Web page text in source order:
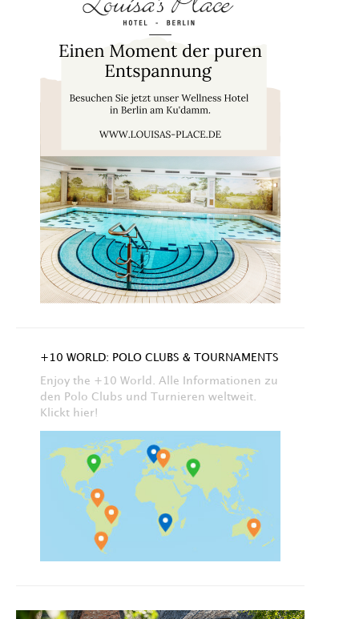
+10 WORLD: POLO CLUBS & TOURNAMENTS
Enjoy the +10 World. Alle Informationen zu
den Polo Clubs und Turnieren weltweit.
Klickt hier!